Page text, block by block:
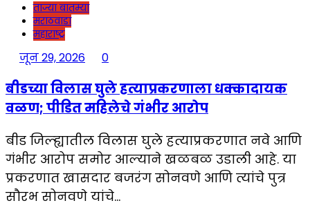
ताज्या बातम्या
मराठवाडा
महाराष्ट्र
जून 29, 2026 0
बीडच्या विलास घुले हत्याप्रकरणाला धक्कादायक
वळण; पीडित महिलेचे गंभीर आरोप
बीड जिल्ह्यातील विलास घुले हत्याप्रकरणात नवे आणि
गंभीर आरोप समोर आल्याने खळबळ उडाली आहे. या
प्रकरणात खासदार बजरंग सोनवणे आणि त्यांचे पुत्र
सौरभ सोनवणे यांचे…